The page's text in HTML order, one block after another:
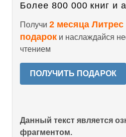
Более 800 000 книг и
Получи 2 месяца
подарок и наслаждайся
чтением
ПОЛУЧИТЬ ПОДАРОК
Данный текст является
фрагментом.